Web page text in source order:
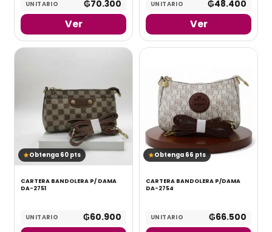
UNITARIO ₲70.300
Ver
UNITARIO ₲48.400
Ver
Obtenga 60 pts
CARTERA BANDOLERA P/ DAMA
DA-2751
UNITARIO ₲60.900
Obtenga 66 pts
CARTERA BANDOLERA P/DAMA
DA-2754
UNITARIO ₲66.500